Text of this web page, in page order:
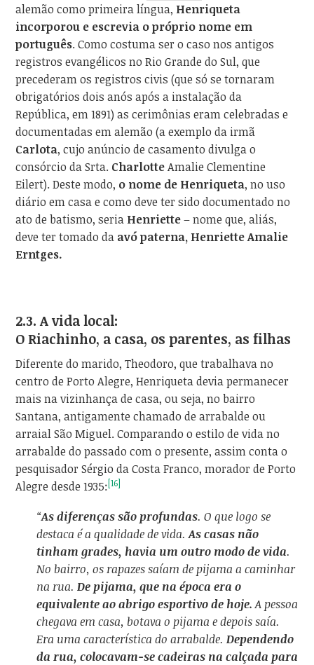
alemão como primeira língua, Henriqueta
incorporou e escrevia o próprio nome em
português. Como costuma ser o caso nos antigos
registros evangélicos no Rio Grande do Sul, que
precederam os registros civis (que só se tornaram
obrigatórios dois anós após a instalação da
República, em 1891) as cerimônias eram celebradas e
documentadas em alemão (a exemplo da irmã
Carlota, cujo anúncio de casamento divulga o
consórcio da Srta. CharlotteAmalie Clementine
Eilert). Deste modo, o nome de Henriqueta, no uso
diário em casa e como deve ter sido documentado no
ato de batismo, seria Henriette– nome que, aliás,
deve ter tomado da avó paterna, Henriette Amalie
Erntges.
2.3. A vida local:
O Riachinho, a casa, os parentes, as filhas
Diferente do marido, Theodoro, que trabalhava no
centro de Porto Alegre, Henriqueta devia permanecer
mais na vizinhança de casa, ou seja, no bairro
Santana, antigamente chamado de arrabalde ou
arraial São Miguel. Comparando o estilo de vida no
arrabalde do passado com o presente, assim conta o
pesquisador Sérgio da Costa Franco, morador de Porto
Alegre desde 1935:[16]
“As diferenças são profundas. O que logo se
destaca é a qualidade de vida.As casas não
tinham grades, havia um outro modo de vida.
No bairro, os rapazes saíam de pijama a caminhar
na rua.De pijama, que na época era o
equivalente ao abrigo esportivo de hoje.A pessoa
chegava em casa, botava o pijama e depois saía.
Era uma característica do arrabalde.Dependendo
da rua, colocavam-se cadeiras na calçada para